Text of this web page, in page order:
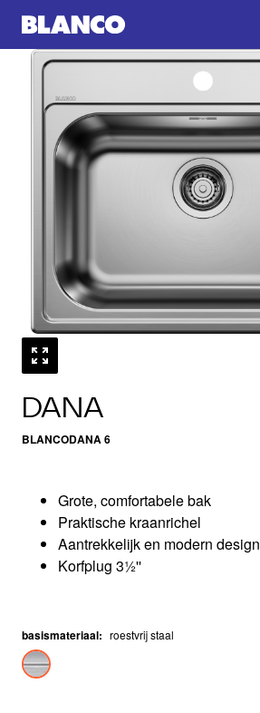
DANA
BLANCODANA 6
1 /0
Grote, comfortabele bak
Praktische kraanrichel
Aantrekkelijk en modern design
Korfplug 3½''
basismateriaal: roestvrij staal